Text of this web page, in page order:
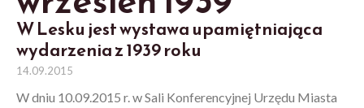
W Lesku jest wystawa upamiętniająca
wydarzenia z 1939 roku
14.09.2015
W dniu 10.09.2015 r. w Sali Konferencyjnej Urzędu Miasta